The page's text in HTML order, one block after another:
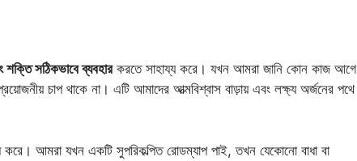
সঠিকভাবে ব্যবহারকরতে সাহায্য করে। যখন আমরা জানি কোন কাজ আগে
চাপ থাকে না। এটি আমাদের আত্মবিশ্বাস বাড়ায় এবং লক্ষ্য অর্জনের পথে
করে। আমরা যখন একটি সুপরিকল্পিত রোডম্যাপ পাই, তখন যেকোনো বাধা বা